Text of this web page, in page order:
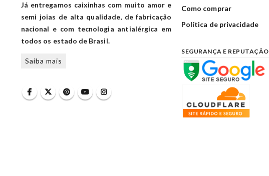
Já entregamos caixinhas com muito amor e
semi joias de alta qualidade, de fabricação
nacional e com tecnologia antialérgica em
todos os estado de Brasil.
Saiba mais
Como comprar
Política de privacidade
SEGURANÇA E REPUTAÇÃO